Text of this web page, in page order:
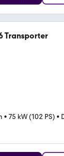
Transporter
• 75 kW (102 PS) •